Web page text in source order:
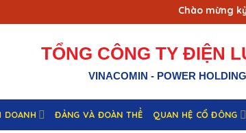
Chào mừng kỷ
TỔNG CÔNG TY ĐIỆN
VINACOMIN - POWER
DOANH ĐẢNG VÀ ĐOÀN THỂ QUAN HỆ CỔ ĐÔNG